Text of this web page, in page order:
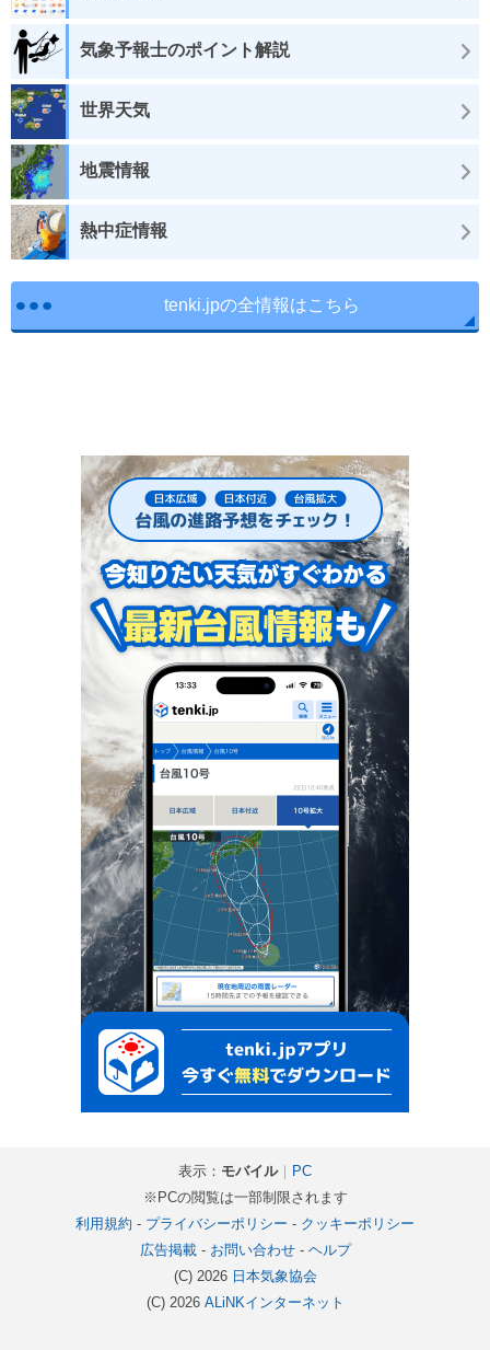
気象予報士のポイント解説
世界天気
地震情報
熱中症情報
tenki.jpの全情報はこちら
表示： モバイル｜ PC
※PCの閲覧は一部制限されます
利用規約 - プライバシーポリシー - クッキーポリシー
広告掲載- お問い合わせ- ヘルプ
(C) 2026 日本気象協会
(C) 2026 ALiNKインターネット